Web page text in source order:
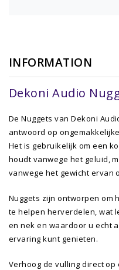
INFORMATION
Dekoni Audio
De Nuggets van Dekoni
antwoord op
Het is gebruikelijk om een
houdt vanwege het geluid,
vanwege het gewicht ervan
Nuggets zijn ontworpen om
te helpen herverdelen, wat
en nek en waardoor u echt
ervaring kunt genieten.
Verhoog de vulling direct